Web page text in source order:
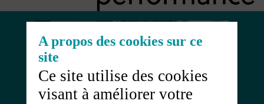
A propos des cookies sur ce
site
Ce site utilise des cookies
visant à améliorer votre